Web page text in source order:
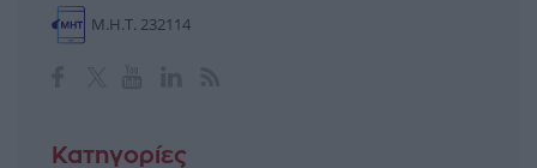
Μ.Η.Τ. 232114
Κατηγορίες